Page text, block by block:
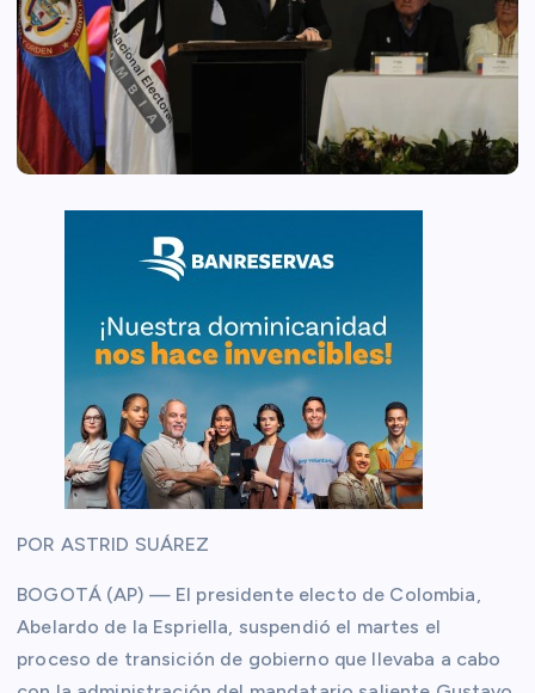
POR ASTRID SUÁREZ
BOGOTÁ (AP) — El presidente electo de Colombia,
Abelardo de la Espriella, suspendió el martes el
proceso de transición de gobierno que llevaba a cabo